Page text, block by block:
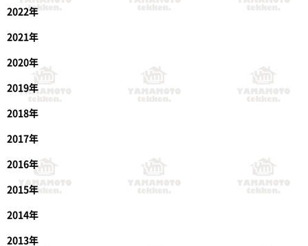
2022年
2021年
2020年
2019年
2018年
2017年
2016年
2015年
2014年
2013年